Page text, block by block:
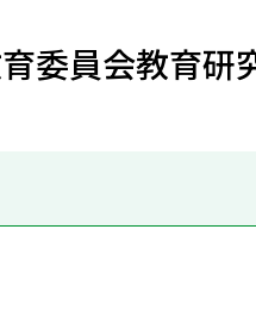
委員会教育研